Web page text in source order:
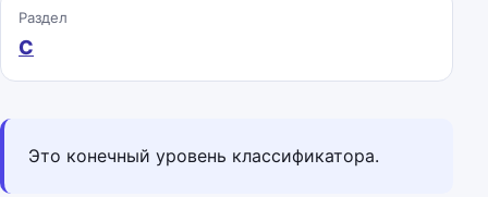
Раздел
C
Это конечный уровень классификатора.